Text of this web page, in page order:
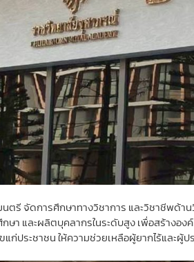
รี จัดการศึกษาทางวิชาการ และวิชาชีพด้า
และผลิตบุคลากรในระดับสูง เพื่อสร้างอง
ประชาชน ให้ความช่วยเหลือผู้ยากไร้และ